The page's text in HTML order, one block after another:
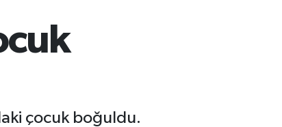
çocuk boğuldu.